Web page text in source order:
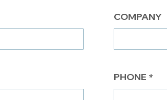
COMPANY
PHONE